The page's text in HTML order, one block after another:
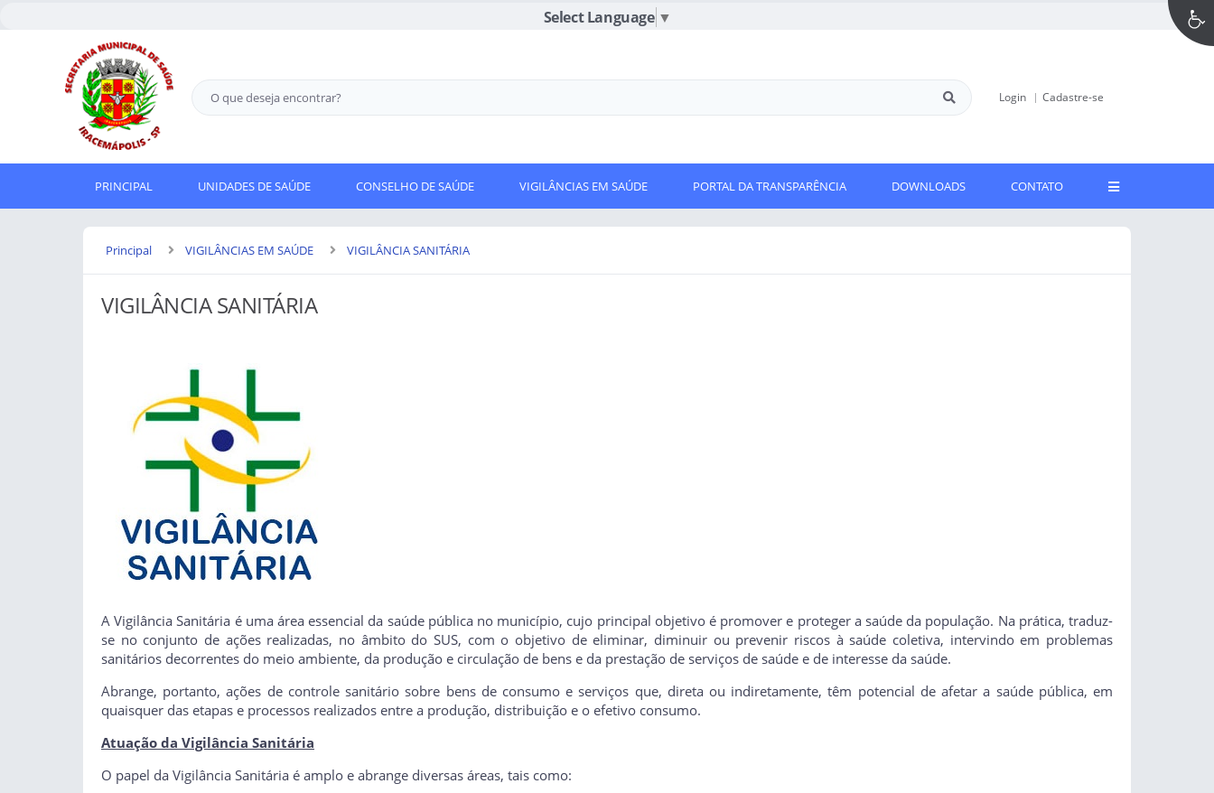
Select Language ▼
Login Cadastre-se
PRINCIPAL UNIDADES DE SAÚDE CONSELHO DE SAÚDE VIGILÂNCIAS EM SAÚDE PORTAL DA TRANSPARÊNCIA DOWNLOADS CONTATO
Principal VIGILÂNCIAS EM SAÚDE VIGILÂNCIA SANITÁRIA
VIGILÂNCIA SANITÁRIA
A Vigilância Sanitária é uma área essencial da saúde pública no município, cujo principal objetivo é promover e proteger a saúde da população. Na prática, traduz-
se no conjunto de ações realizadas, no âmbito do SUS, com o objetivo de eliminar, diminuir ou prevenir riscos à saúde coletiva, intervindo em problemas
sanitários decorrentes do meio ambiente, da produção e circulação de bens e da prestação de serviços de saúde e de interesse da saúde.
Abrange, portanto, ações de controle sanitário sobre bens de consumo e serviços que, direta ou indiretamente, têm potencial de afetar a saúde pública, em
quaisquer das etapas e processos realizados entre a produção, distribuição e o efetivo consumo.
Atuação da Vigilância Sanitária
O papel da Vigilância Sanitária é amplo e abrange diversas áreas, tais como: